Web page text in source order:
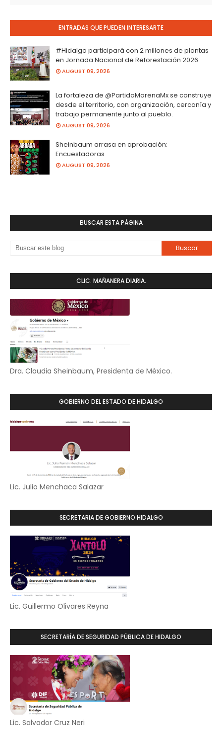
ENTRADAS QUE PUEDEN INTERESARTE
#Hidalgo participará con 2 millones de plantas
en Jornada Nacional de Reforestación 2026
AUGUST 09, 2026
La fortaleza de @PartidoMorenaMx se construye
desde el territorio, con organización, cercanía y
trabajo permanente junto al pueblo.
AUGUST 09, 2026
Sheinbaum arrasa en aprobación:
Encuestadoras
AUGUST 09, 2026
BUSCAR ESTA PÁGINA
CLIC. MAÑANERA DIARIA.
Dra. Claudia Sheinbaum, Presidenta de México.
GOBIERNO DEL ESTADO DE HIDALGO
Lic. Julio Menchaca Salazar
SECRETARIA DE GOBIERNO HIDALGO
Lic. Guillermo Olivares Reyna
SECRETARÍA DE SEGURIDAD PÚBLICA DE HIDALGO
Lic. Salvador Cruz Neri